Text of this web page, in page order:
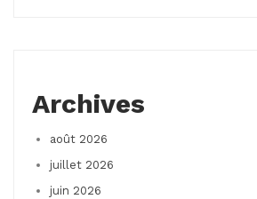
Archives
août 2026
juillet 2026
juin 2026